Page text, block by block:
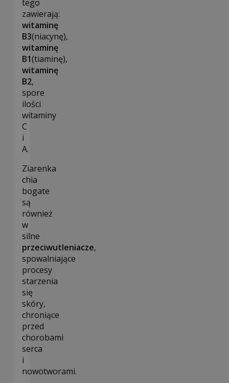
tego
zawierają:
witaminę
B3(niacynę),
witaminę
B1(tiaminę),
witaminę
B2,
spore
ilości
witaminy
C
i
A.
Ziarenka
chia
bogate
są
również
w
silne
przeciwutleniacze,
spowalniające
procesy
starzenia
się
skóry,
chroniące
przed
chorobami
serca
i
nowotworami.